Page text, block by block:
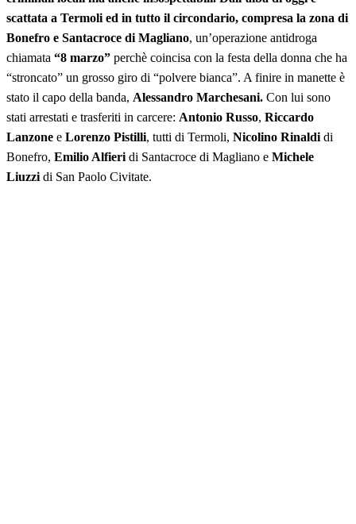
scattata a Termoli ed in tutto il circondario, compresa la zona di
Bonefro e Santacroce di Magliano, un’operazione antidroga
chiamata “8 marzo” perchè coincisa con la festa della donna che ha
“stroncato” un grosso giro di “polvere bianca”. A finire in manette è
stato il capo della banda, Alessandro Marchesani. Con lui sono
stati arrestati e trasferiti in carcere: Antonio Russo, Riccardo
Lanzone e Lorenzo Pistilli, tutti di Termoli, Nicolino Rinaldi di
Bonefro, Emilio Alfieri di Santacroce di Magliano e Michele
Liuzzi di San Paolo Civitate.